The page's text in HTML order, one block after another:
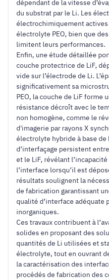
dépendant de la vitesse
du substrat par le Li. Les
électrochimiquement actives
électrolyte PEO, bien que
limitent leurs performances.
Enfin, une étude détaillée
couche protectrice de LiF,
vide sur l’électrode de Li.
significativement sa
PEO, la couche de LiF forme
résistance décroît avec le
non homogène, comme le
d'imagerie par rayons X
électrolyte hybride à base
d’interfaçage persistent
et le LiF, révélant
l’interface lorsqu’il est
résultats soulignent la
de fabrication garantissant
qualité d’interface adéquate
inorganiques.
Ces travaux contribuent à
solides en proposant des
quantités de Li utilisées et
électrolyte, tout en ouvrant
la caractérisation des
procédés de fabrication des